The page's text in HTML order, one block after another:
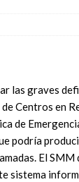
las graves
Centros en
de
podría
El
sistema